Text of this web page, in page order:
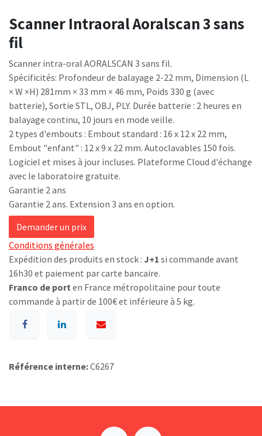
Scanner Intraoral Aoralscan 3 sans
fil
Scanner intra-oral AORALSCAN 3 sans fil.
Spécificités: Profondeur de balayage 2-22 mm, Dimension (L
× W ×H) 281mm × 33 mm × 46 mm, Poids 330 g (avec
batterie), Sortie STL, OBJ, PLY. Durée batterie : 2 heures en
balayage continu, 10 jours en mode veille.
2 types d'embouts : Embout standard : 16 x 12 x 22 mm,
Embout "enfant" : 12 x 9 x 22 mm. Autoclavables 150 fois.
Logiciel et mises à jour incluses. Plateforme Cloud d'échange
avec le laboratoire gratuite.
Garantie 2 ans
Garantie 2 ans. Extension 3 ans en option.
Demander un prix
Conditions générales
Expédition des produits en stock : J+1 si commande avant
16h30 et paiement par carte bancaire.
Franco de port en France métropolitaine pour toute
commande à partir de 100€ et inférieure à 5 kg.
Référence interne:C6267